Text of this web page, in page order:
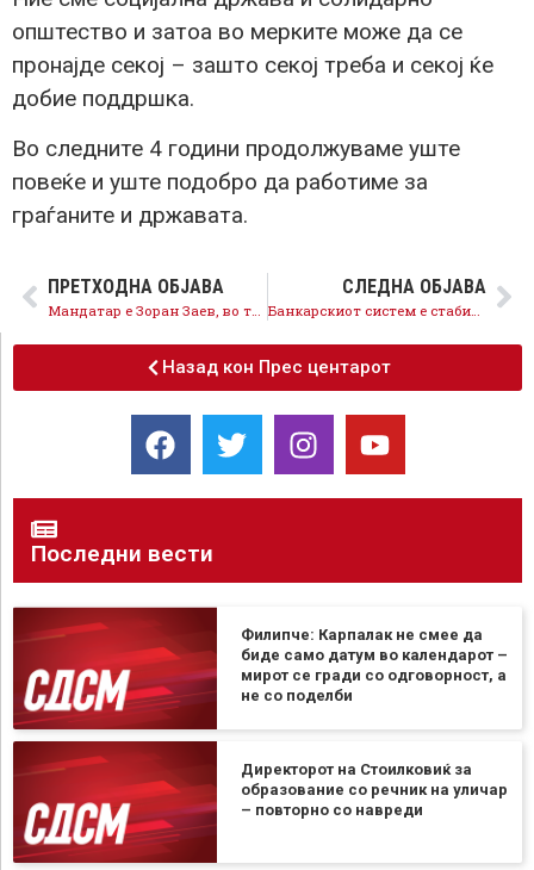
општество и затоа во мерките може да се
пронајде секој – зашто секој треба и секој ќе
добие поддршка.
Во следните 4 години продолжуваме уште
повеќе и уште подобро да работиме за
граѓаните и државата.
ПРЕТХОДНА ОБЈАВА
Мандатар е Зоран Заев, во тек се разговори за формирање Влада со полн четиригодишен мандат
СЛЕДНА ОБЈАВА
Банкарскиот систем е стабилен, одземањето на дозволата за работа на „Еуростандард банка“ е согласно Законот за банки и за заштита на интересите на граѓаните
Назад кон Прес центарот
Последни вести
Филипче: Карпалак не смее да
биде само датум во календарот –
мирот се гради со одговорност, а
не со поделби
Директорот на Стоилковиќ за
образование со речник на уличар
– повторно со навреди